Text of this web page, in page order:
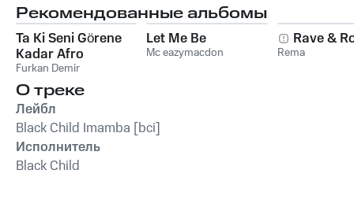
Рекомендованные альбомы
Ta Ki Seni Görene
Kadar Afro
Furkan Demir
Let Me Be
Mc eazymacdon
Rave &
Rema
О треке
Лейбл
Black Child Imamba [bci]
Исполнитель
Black Child